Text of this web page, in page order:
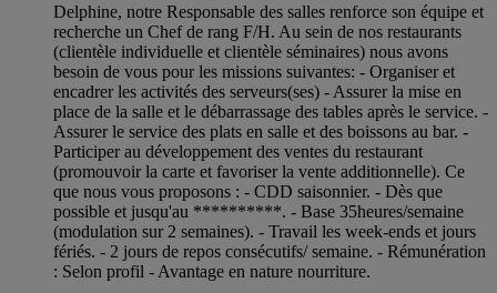
Delphine, notre Responsable des salles renforce son équipe et
recherche un Chef de rang F/H. Au sein de nos restaurants
(clientèle individuelle et clientèle séminaires) nous avons
besoin de vous pour les missions suivantes: - Organiser et
encadrer les activités des serveurs(ses) - Assurer la mise en
place de la salle et le débarrassage des tables après le service. -
Assurer le service des plats en salle et des boissons au bar. -
Participer au développement des ventes du restaurant
(promouvoir la carte et favoriser la vente additionnelle). Ce
que nous vous proposons : - CDD saisonnier. - Dès que
possible et jusqu'au **********. - Base 35heures/semaine
(modulation sur 2 semaines). - Travail les week-ends et jours
fériés. - 2 jours de repos consécutifs/ semaine. - Rémunération
: Selon profil - Avantage en nature nourriture.